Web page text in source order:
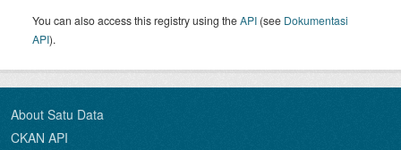
You can also access this registry using theAPI (see Dokumentasi
API).
About Satu Data
CKAN API